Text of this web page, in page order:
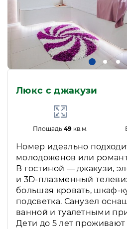
Люкс с джакузи
Площадь 49кв.м.
Номер идеально
молодоженов или
В гостиной — джакузи,
и 3D-плазменный
большая кровать, шкаф-
подсветка. Санузел
ванной и туалетными
Дети до 5 лет проживают